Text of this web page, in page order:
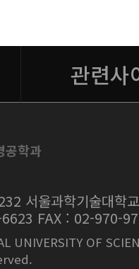
공학과
서울과학기술대학
FAX : 02-970-
UNIVERSITY OF
관련사